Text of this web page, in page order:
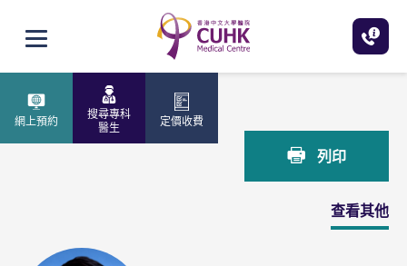
打開選單
網上預約
搜尋專科
醫生
定價收費
主頁 魏浩然醫生
列印
查看其他